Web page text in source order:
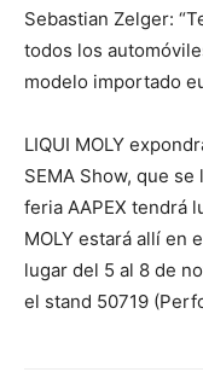
Sebastian Zelger:
todos los
modelo importado
LIQUI MOLY
SEMA Show, que se
feria AAPEX tendrá
MOLY estará allí en
lugar del 5 al 8 de
el stand 50719